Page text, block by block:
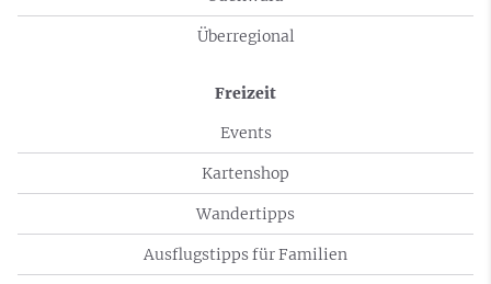
Überregional
Freizeit
Events
Kartenshop
Wandertipps
Ausflugstipps für Familien